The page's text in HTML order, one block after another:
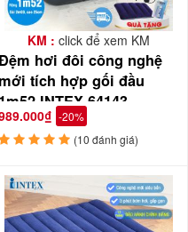
dàng di chuyển, dùng
dụng cho những chuyến
KM : click để xem KM
hơi đôi công nghệ
mới tích hợp gối đầu
1m52 INTEX 64143
-20%
(10 đánh giá)